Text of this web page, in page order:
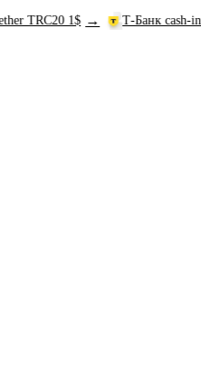
1$ → Т-Банк cash-in 83.16₽